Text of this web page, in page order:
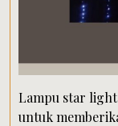
Lampu star
untuk